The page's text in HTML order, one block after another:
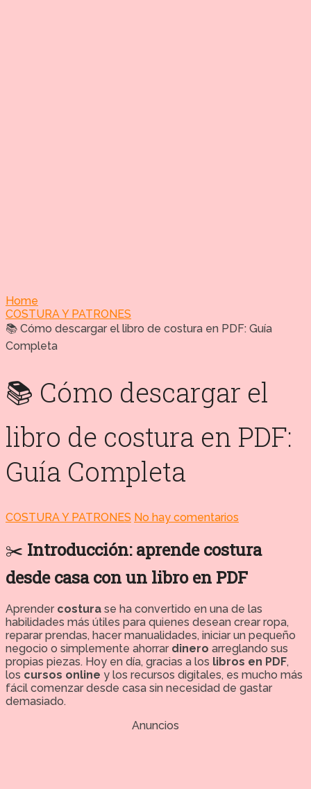
Home
COSTURA Y PATRONES
📚 Cómo descargar el libro de costura en PDF: Guía
Completa
📚 Cómo descargar el
libro de costura en PDF:
Guía Completa
COSTURA Y PATRONES No hay comentarios
✂️ Introducción: aprende costura
desde casa con un libro en PDF
Aprender costura se ha convertido en una de las
habilidades más útiles para quienes desean crear ropa,
reparar prendas, hacer manualidades, iniciar un pequeño
negocio o simplemente ahorrar dinero arreglando sus
propias piezas. Hoy en día, gracias a los libros en PDF,
los cursos online y los recursos digitales, es mucho más
fácil comenzar desde casa sin necesidad de gastar
demasiado.
Anuncios